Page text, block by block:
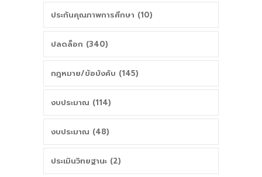
ประกันคุณภาพการศึกษา (10)
ปลดล็อก (340)
กฎหมาย/ข้อบังคับ (145)
งบประมาณ (114)
งบประมาณ (48)
ประเมินวิทยฐานะ (2)